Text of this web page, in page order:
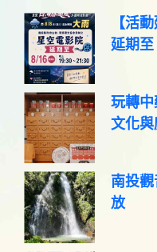
【活
延期
玩轉中
文化與
南投
放